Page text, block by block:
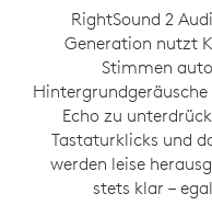
RightSound 2
Generation nutzt
Stimmen
Echo zu
Tastaturklicks und
werden leise
stets klar –